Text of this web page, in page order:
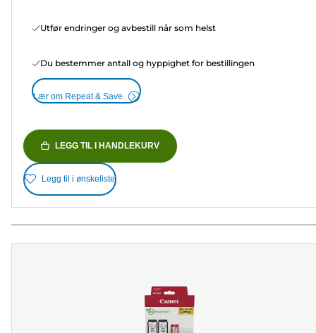
Utfør endringer og avbestill når som helst
Du bestemmer antall og hyppighet for bestillingen
Lær om Repeat & Save
LEGG TIL I HANDLEKURV
Legg til i ønskeliste